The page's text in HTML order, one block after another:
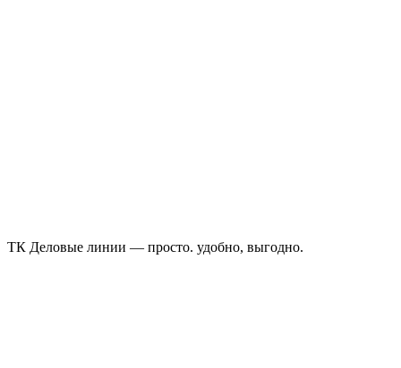
ТК Деловые линии — просто. удобно, выгодно.